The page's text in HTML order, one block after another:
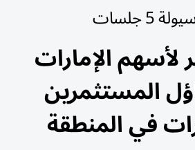
الإمارات
المستثمرين
في المنطقة